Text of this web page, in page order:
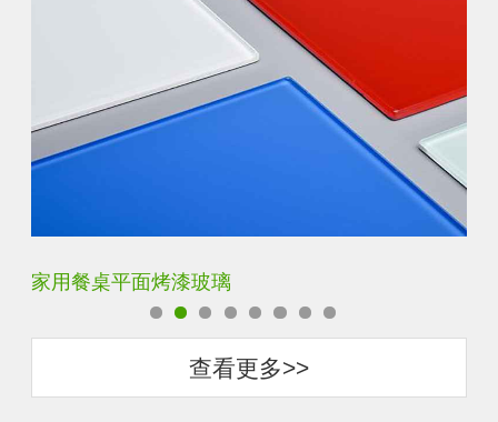
家用餐桌平面烤漆玻璃
查看更多>>